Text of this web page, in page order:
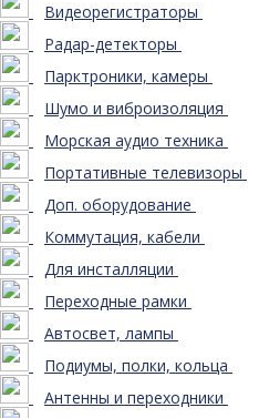
Видеорегистраторы
Радар-детекторы
Парктроники, камеры
Шумо и виброизоляция
Морская аудио техника
Портативные телевизоры
Доп. оборудование
Коммутация, кабели
Для инсталляции
Переходные рамки
Автосвет, лампы
Подиумы, полки, кольца
Антенны и переходники